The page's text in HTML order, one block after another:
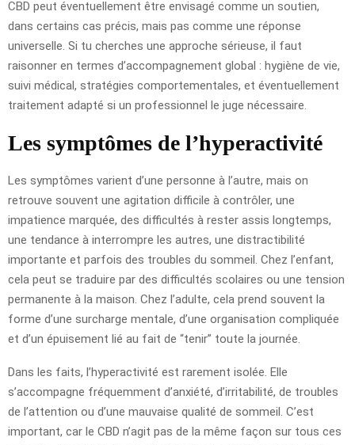
CBD peut éventuellement être envisagé comme un soutien,
dans certains cas précis, mais pas comme une réponse
universelle. Si tu cherches une approche sérieuse, il faut
raisonner en termes d’accompagnement global : hygiène de vie,
suivi médical, stratégies comportementales, et éventuellement
traitement adapté si un professionnel le juge nécessaire.
Les symptômes de l’hyperactivité
Les symptômes varient d’une personne à l’autre, mais on
retrouve souvent une agitation difficile à contrôler, une
impatience marquée, des difficultés à rester assis longtemps,
une tendance à interrompre les autres, une distractibilité
importante et parfois des troubles du sommeil. Chez l’enfant,
cela peut se traduire par des difficultés scolaires ou une tension
permanente à la maison. Chez l’adulte, cela prend souvent la
forme d’une surcharge mentale, d’une organisation compliquée
et d’un épuisement lié au fait de “tenir” toute la journée.
Dans les faits, l’hyperactivité est rarement isolée. Elle
s’accompagne fréquemment d’anxiété, d’irritabilité, de troubles
de l’attention ou d’une mauvaise qualité de sommeil. C’est
important, car le CBD n’agit pas de la même façon sur tous ces